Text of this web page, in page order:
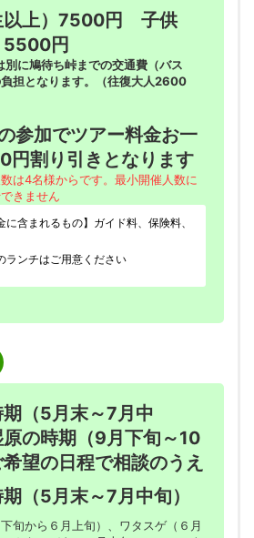
以上）7500円 子供
5500円
別に鳩待ち峠までの交通費（バス
担となります。（往復大人2600
参加でツアー料金お一
円割り引きとなります
は4名様からです。最小開催人数に
きません
に含まれるもの】ガイド料、保険料、
ランチはご用意ください
（5月末～7月中
の時期（9月下旬～10
望の日程で相談のうえ
（5月末～7月中旬）
旬から６月上旬）、ワタスゲ（６月